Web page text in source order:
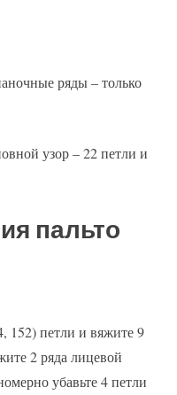
ряды – только
узор – 22 петли и
пальто
152) петли и вяжите 9
2 ряда лицевой
убавьте 4 петли